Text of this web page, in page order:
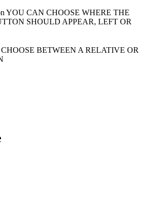
YOU CAN CHOOSE WHERE THE
SHOULD APPEAR, LEFT OR
CHOOSE BETWEEN A RELATIVE OR